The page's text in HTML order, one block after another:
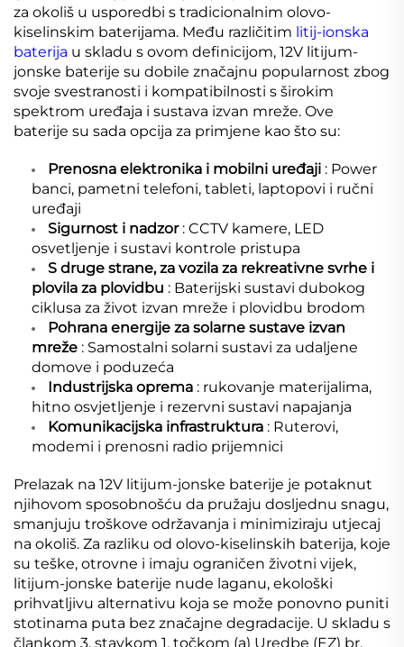
za okoliš u usporedbi s tradicionalnim olovo-
kiselinskim baterijama. Među različitim litij-ionska
baterija u skladu s ovom definicijom, 12V litijum-
jonske baterije su dobile značajnu popularnost zbog
svoje svestranosti i kompatibilnosti s širokim
spektrom uređaja i sustava izvan mreže. Ove
baterije su sada opcija za primjene kao što su:
Prenosna elektronika i mobilni uređaji : Power
banci, pametni telefoni, tableti, laptopovi i ručni
uređaji
Sigurnost i nadzor : CCTV kamere, LED
osvetljenje i sustavi kontrole pristupa
S druge strane, za vozila za rekreativne svrhe i
plovila za plovidbu : Baterijski sustavi dubokog
ciklusa za život izvan mreže i plovidbu brodom
Pohrana energije za solarne sustave izvan
mreže : Samostalni solarni sustavi za udaljene
domove i poduzeća
Industrijska oprema : rukovanje materijalima,
hitno osvjetljenje i rezervni sustavi napajanja
Komunikacijska infrastruktura : Ruterovi,
modemi i prenosni radio prijemnici
Prelazak na 12V litijum-jonske baterije je potaknut
njihovom sposobnošću da pružaju dosljednu snagu,
smanjuju troškove održavanja i minimiziraju utjecaj
na okoliš. Za razliku od olovo-kiselinskih baterija, koje
su teške, otrovne i imaju ograničen životni vijek,
litijum-jonske baterije nude laganu, ekološki
prihvatljivu alternativu koja se može ponovno puniti
stotinama puta bez značajne degradacije. U skladu s
člankom 3. stavkom 1. točkom (a) Uredbe (EZ) br.